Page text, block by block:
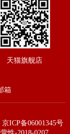
箱
京ICP备06001345号
天猫旗舰店